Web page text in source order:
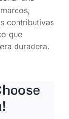
contributivas
que
duradera.